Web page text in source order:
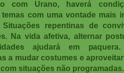
com Urano, haverá
com uma vontade mais
Situações repentinas de
Na vida afetiva, alternar
ajudará em
a mudar costumes e
situações não